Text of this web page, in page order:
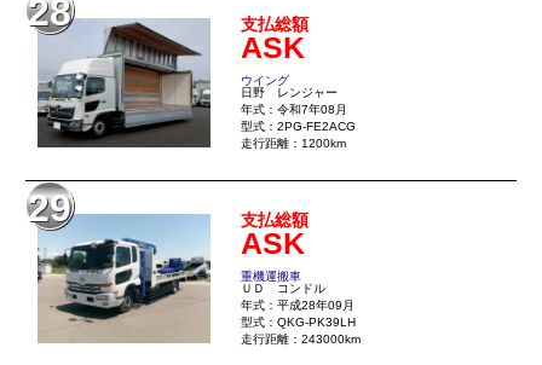
28 支払総額
ASK
ウイング
日野 レンジャー
年式：令和7年08月
型式：2PG-FE2ACG
走行距離：1200km
29 支払総額
ASK
重機運搬車
ＵＤ コンドル
年式：平成28年09月
型式：QKG-PK39LH
走行距離：243000km